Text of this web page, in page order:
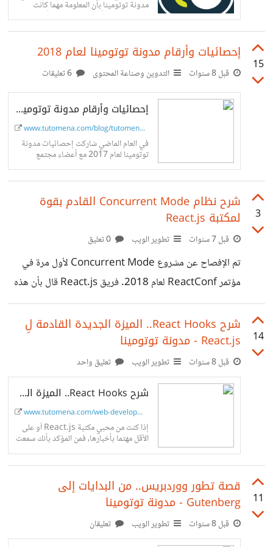
مدونة توتومينا بأن المعلومة مهما كانت
بسيطة لا يجب أن تبقى حكرا على أشخاص
على الإنترنت.
15
إحصائيات وأرقام مدونة توتومينا لعام 2018
قبل 8 سنوات التدوين وصناعة المحتوى
إحصائيات وأرقام مدونة توتومينا لعام 2018 - مدونة توتومينا
www.tutomena.com/blog/tutomena-st...
في العام الماضي شاركت إحصائيات مدونة
توتومينا لعام 2017 مع أعضاء مجتمع
حسوب، ولقد نالت تلك الخطوة إعجاب
3
شرح نظام Concurrent Mode القادم بقوة
لمكتبة React.js
قبل 7 سنوات تطوير الويب
تم الإفصاح عن مشروع Concurrent Mode لأول مرة في
مؤتمر ReactConf لعام 2018. فريق React.js قال بأن هذه
الميزة المرتقبة ستساعد في حل المشاكل المرتبطة بالأداء وسرعة
الإستجابة. كيف ذلك ؟ هذا ما سنكتشفه معا من خلال هذه
التدوينة:
https://www.tutomena.com/javascript/react-
concurrent-mode/
14
شرح React Hooks.. الميزة الجديدة القادمة لِ
React.js - مدونة توتومينا
قبل 8 سنوات تطوير الويب تعليق واحد
شرح React Hooks.. الميزة الجديدة القادمة لِ React.js - مدونة توتومينا
www.tutomena.com/web-development/...
إذا كنت من محبي مكتبة React.js أو على
الأقل مهتما بأخبارها، فمن المؤكد بأنك سمعت
مؤخرا كثيرا من الناس يتحدثون عن ميزة
11
قصة تطور ووردبريس.. من البدايات إلى
Gutenberg - مدونة توتومينا
قبل 8 سنوات تطوير الويب تعليقان